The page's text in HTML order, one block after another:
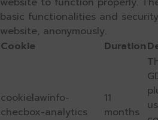
basic functionalities and
website, anonymously.
Cookie
Duration
cookielawinfo-
checbox-analytics
11
months